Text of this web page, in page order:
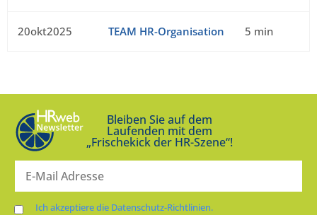
20okt2025 TEAM HR-Organisation 5 min
Bleiben Sie auf dem
Laufenden mit dem
„Frischekick der HR-Szene“!
Ich akzeptiere die Datenschutz-Richtlinien.